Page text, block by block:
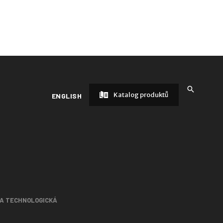
ENGLISH Katalog produktů
TECHNOLOGICKÁ